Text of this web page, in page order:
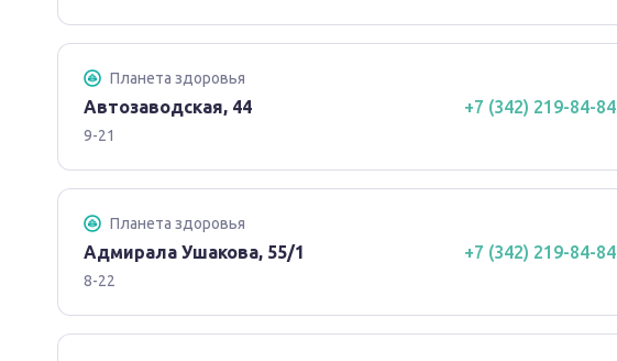
Планета здоровья
Автозаводская, 44
9-21
+7 (342) 219-84-84
Планета здоровья
Адмирала Ушакова, 55/1
8-22
+7 (342) 219-84-84